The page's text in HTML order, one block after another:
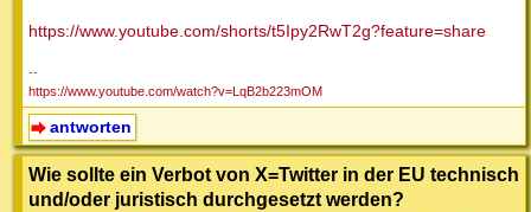
https://www.youtube.com/shorts/t5Ipy2RwT2g?feature=share
--
https://www.youtube.com/watch?v=LqB2b223mOM
antworten
Wie sollte ein Verbot von X=Twitter in der EU technisch
und/oder juristisch durchgesetzt werden?